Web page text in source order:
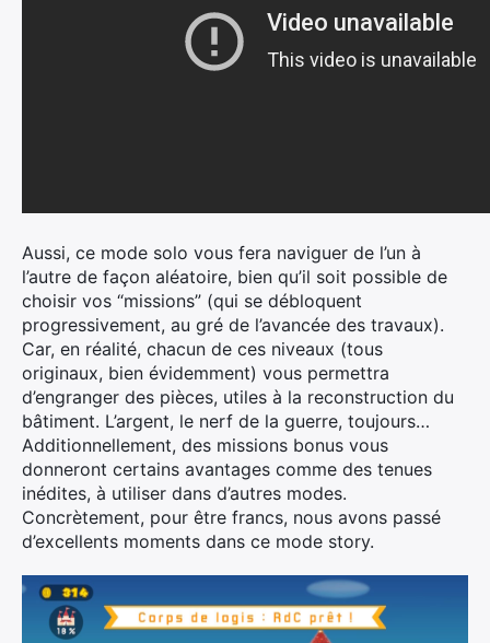
Aussi, ce mode solo vous fera naviguer de l’un à
l’autre de façon aléatoire, bien qu’il soit possible de
choisir vos “missions” (qui se débloquent
progressivement, au gré de l’avancée des travaux).
Car, en réalité, chacun de ces niveaux (tous
originaux, bien évidemment) vous permettra
d’engranger des pièces, utiles à la reconstruction du
bâtiment. L’argent, le nerf de la guerre, toujours…
Additionnellement, des missions bonus vous
donneront certains avantages comme des tenues
inédites, à utiliser dans d’autres modes.
Concrètement, pour être francs, nous avons passé
d’excellents moments dans ce mode story.